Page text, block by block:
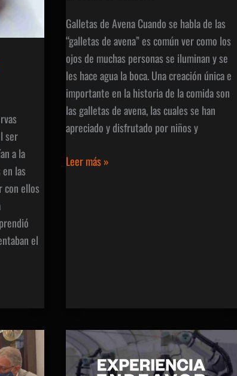
ser
a la
las
con ellos
el
Galletas de Avena Cuando se habla de las
“galletas de avena” es común ver como los
ojos de muchas personas se iluminan y se
les hace agua la boca. Una creación única e
importante en la historia de la comida son
las galletas de avena, las cuales se han
apreciado y disfrutado por niños y
Galletas
Leer más »